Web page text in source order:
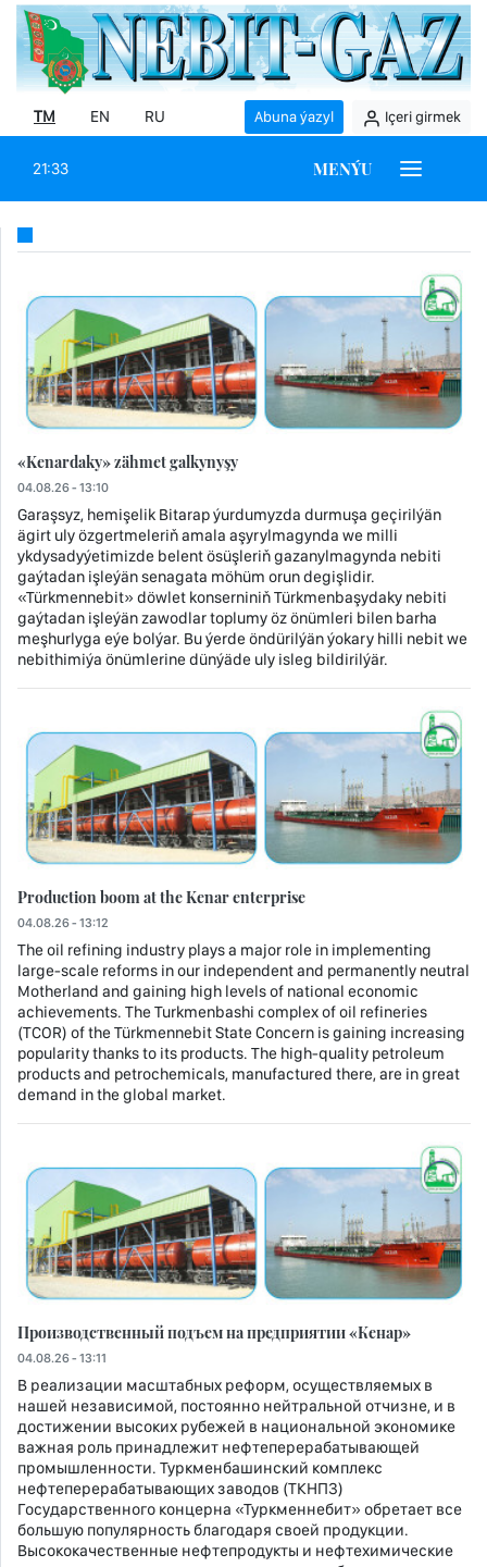
TM EN RU Abuna ýazyl Içeri girmek
21:33 MENÝU
«Kenardaky» zähmet galkynyşy
04.08.26 - 13:10
Garaşsyz, hemişelik Bitarap ýurdumyzda durmuşa geçirilýän
ägirt uly özgertmeleriň amala aşyrylmagynda we milli
ykdysadyýetimizde belent ösüşleriň gazanylmagynda nebiti
gaýtadan işleýän senagata möhüm orun degişlidir.
«Türkmennebit» döwlet konserniniň Türkmenbaşydaky nebiti
gaýtadan işleýän zawodlar toplumy öz önümleri bilen barha
meşhurlyga eýe bolýar. Bu ýerde öndürilýän ýokary hilli nebit we
nebithimiýa önümlerine dünýäde uly isleg bildirilýär.
Production boom at the Kenar enterprise
04.08.26 - 13:12
The oil refining industry plays a major role in implementing
large-scale reforms in our independent and permanently neutral
Motherland and gaining high levels of national economic
achievements. The Turkmenbashi complex of oil refineries
(TCOR) of the Türkmennebit State Concern is gaining increasing
popularity thanks to its products. The high-quality petroleum
products and petrochemicals, manufactured there, are in great
demand in the global market.
Производственный подъем на предприятии «Кенар»
04.08.26 - 13:11
В реализации масштабных реформ, осуществляемых в
нашей независимой, постоянно нейтральной отчизне, и в
достижении высоких рубежей в национальной экономике
важная роль принадлежит нефтеперерабатывающей
промышленности. Туркменбашинский комплекс
нефтеперерабатывающих заводов (ТКНПЗ)
Государственного концерна «Туркменнебит» обретает все
большую популярность благодаря своей продукции.
Высококачественные нефтепродукты и нефтехимические